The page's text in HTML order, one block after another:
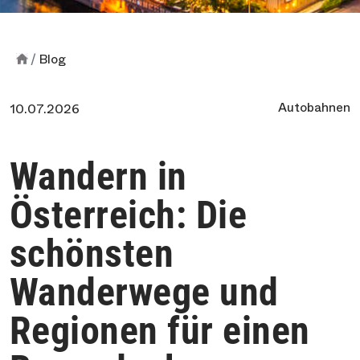
Blog
10.07.2026 Autobahnen
Wandern in
Österreich: Die
schönsten
Wanderwege und
Regionen für einen